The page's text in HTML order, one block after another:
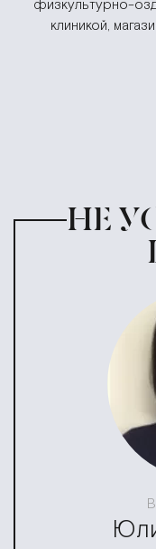
физкультурно-
клиникой,
НЕ